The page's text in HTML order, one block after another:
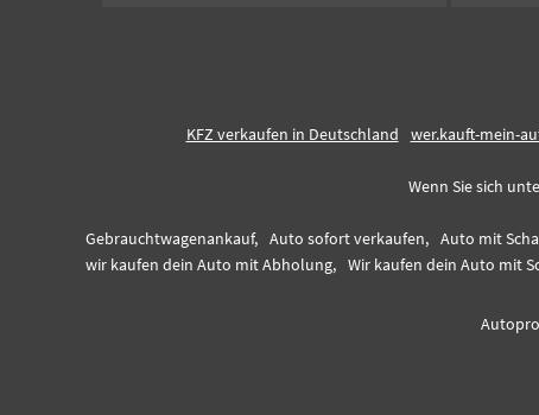
KFZ verkaufen in Deutschland wer.kauft-mein-
Wenn Sie sich
Gebrauchtwagenankauf, Auto sofort verkaufen, Auto mit
wir kaufen dein Auto mit Abholung, Wir kaufen dein Auto mit